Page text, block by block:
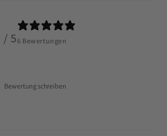
/ 56 Bewertungen
Bewertung schreiben